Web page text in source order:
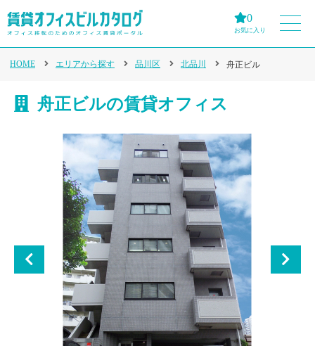
0
お気に入り
HOME エリアから探す 品川区 北品川 舟正ビル
舟正ビルの賃貸オフィス